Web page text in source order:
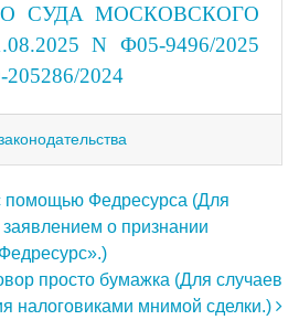
СУДА МОСКОВСКОГО
N Ф05-9496/2025
2024
записям
помощью Федресурса (Для
о признании
просто бумажка (Для случаев
налоговиками мнимой сделки.)